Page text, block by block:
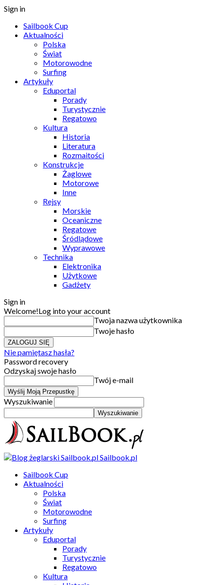
Sign in
Sailbook Cup
Aktualności
Polska
Świat
Motorowodne
Surfing
Artykuły
Eduportal
Porady
Turystycznie
Regatowo
Kultura
Historia
Literatura
Rozmaitości
Konstrukcje
Żaglowe
Motorowe
Inne
Rejsy
Morskie
Oceaniczne
Regatowe
Śródlądowe
Wyprawowe
Technika
Elektronika
Użytkowe
Gadżety
Sign in
Welcome!Log into your account
Twoja nazwa użytkownika
Twoje hasło
Nie pamiętasz hasła?
Password recovery
Odzyskaj swoje hasło
Twój e-mail
Wyszukiwanie
Sailbook.pl
Sailbook Cup
Aktualności
Polska
Świat
Motorowodne
Surfing
Artykuły
Eduportal
Porady
Turystycznie
Regatowo
Kultura